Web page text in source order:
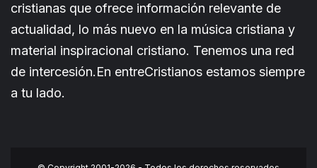
cristianas que ofrece información relevante de
actualidad, lo más nuevo en la música cristiana y
material inspiracional cristiano. Tenemos una red
de intercesión.En entreCristianos estamos siempre
a tu lado.